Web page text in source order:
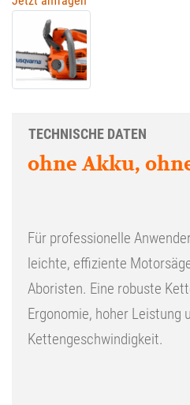
TECHNISCHE DATEN
ohne Akku,
Für professionelle
leichte, effiziente
Aboristen. Eine robuste
Ergonomie, hoher Leistung
Kettengeschwindigkeit.